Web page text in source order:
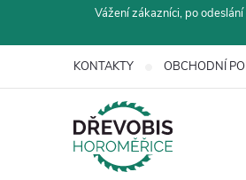
Vážení zákazníci, po
KONTAKTY OBCHODNÍ